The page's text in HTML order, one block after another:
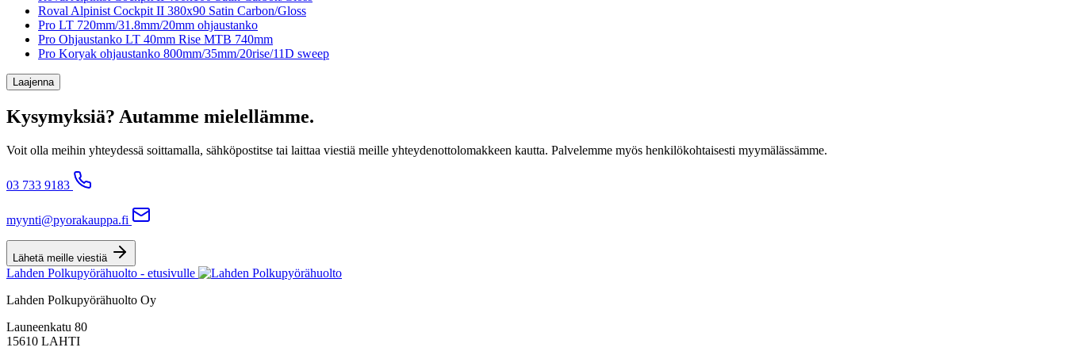
Roval Alpinist Cockpit II 380x90 Satin Carbon/Gloss
Pro LT 720mm/31.8mm/20mm ohjaustanko
Pro Ohjaustanko LT 40mm Rise MTB 740mm
Pro Koryak ohjaustanko 800mm/35mm/20rise/11D sweep
Laajenna
Kysymyksiä? Autamme mielellämme.
Voit olla meihin yhteydessä soittamalla, sähköpostitse tai laittaa viestiä meille yhteydenottolomakkeen kautta. Palvelemme myös henkilökohtaisesti myymälässämme.
03 733 9183
myynti@pyorakauppa.fi
Lähetä meille viestiä
Lahden Polkupyörähuolto - etusivulle
Lahden Polkupyörähuolto Oy
Launeenkatu 80
15610 LAHTI